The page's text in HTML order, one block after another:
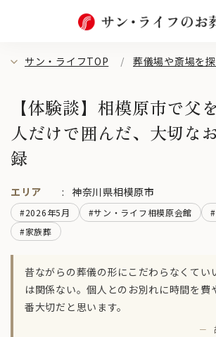
サン・ライフTOP 葬儀場や斎場を
【体験談】相模原市で父
人だけで囲んだ、大切な
録
エリア 神奈川県相模原市
#2026年5月 #サン・ライフ相模原会館
#家族葬
昔ながらの葬儀の形にこだわらなくてい
は関係ない。個人とのお別れに時間を費
番大切だと思います。
－